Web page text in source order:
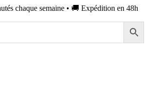
chaque semaine • 🚚 Expédition en 48h